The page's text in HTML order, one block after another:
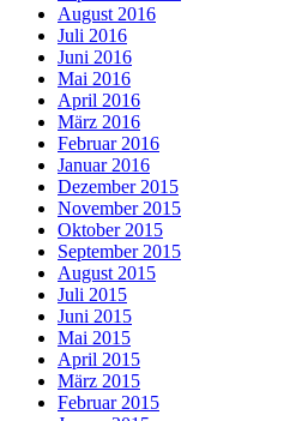
August 2016
Juli 2016
Juni 2016
Mai 2016
April 2016
März 2016
Februar 2016
Januar 2016
Dezember 2015
November 2015
Oktober 2015
September 2015
August 2015
Juli 2015
Juni 2015
Mai 2015
April 2015
März 2015
Februar 2015